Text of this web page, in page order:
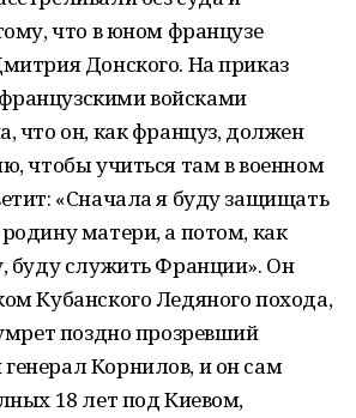
что в юном французе
Донского. На приказ
войсками
что он, как француз, должен
чтобы учиться там в военном
«Сначала я буду защищать
матери, а потом, как
буду служить Франции». Он
Кубанского Ледяного похода,
поздно прозревший
Корнилов, и он сам
18 лет под Киевом,